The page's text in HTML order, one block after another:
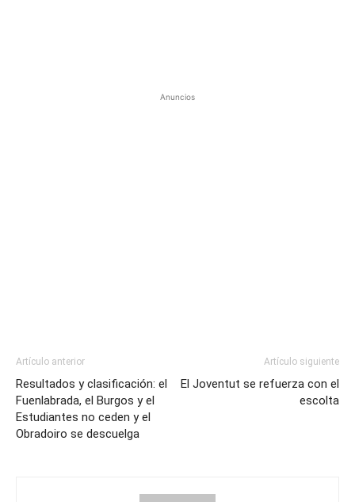
Anuncios
Artículo anterior
Resultados y clasificación: el
Fuenlabrada, el Burgos y el
Estudiantes no ceden y el
Obradoiro se descuelga
Artículo siguiente
El Joventut se refuerza con el
escolta